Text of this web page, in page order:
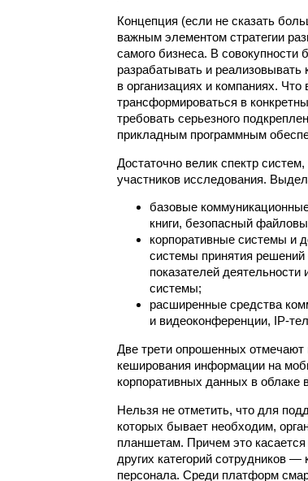
Концепция (если не сказать
важным элементом стратегии
самого бизнеса. В совокупности
разрабатывать и
в организациях и компаниях.
трансформироваться в
требовать серьезного
прикладным программным
Достаточно велик спектр
участников исследования.
базовые
книги, безопасный
корпоративные системы и
системы принятия
показателей
системы;
расширенные средства
и видеоконференции, IP-
Две трети опрошенных отмечают
кеширования информации на
корпоративных данных в облаке
Нельзя не отметить, что для
которых бывает необходим,
планшетам. Причем это
других категорий сотрудников
персонала. Среди платформ